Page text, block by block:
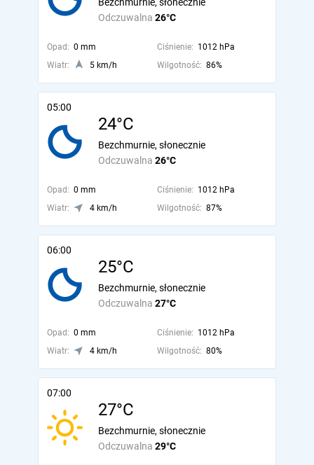
Odczuwalna 26°C
Opad: 0 mm Ciśnienie: 1012 hPa
Wiatr:
5 km/h Wilgotność: 86%
05:00
24°C
Odczuwalna 26°C
Bezchmurnie, słonecznie
Opad: 0 mm Ciśnienie: 1012 hPa
Wiatr:
4 km/h Wilgotność: 87%
06:00
25°C
Odczuwalna 27°C
Bezchmurnie, słonecznie
Opad: 0 mm Ciśnienie: 1012 hPa
Wiatr:
4 km/h Wilgotność: 80%
07:00
27°C
Odczuwalna 29°C
Bezchmurnie, słonecznie